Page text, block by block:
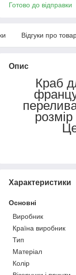
Готово до відправки
Відгуки про
Опис
Краб
Характеристики
Основні
Виробник
Країна виробник
Тип
Матеріал
Колір